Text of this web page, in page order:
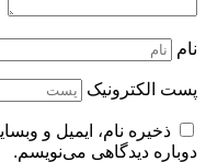
نام
پست الکترونیک
ذخیره نام، ایمیل و
دوباره دیدگاهی می‌نویسم.